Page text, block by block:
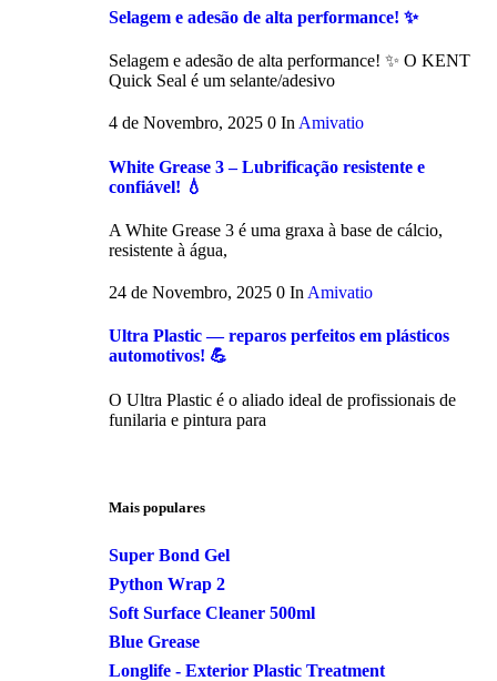
Selagem e adesão de alta performance! ✨
Selagem e adesão de alta performance! ✨ O KENT
Quick Seal é um selante/adesivo
4 de Novembro, 2025 0 InAmivatio
White Grease 3 – Lubrificação resistente e
confiável! 💧
A White Grease 3 é uma graxa à base de cálcio,
resistente à água,
24 de Novembro, 2025 0 In Amivatio
Ultra Plastic — reparos perfeitos em plásticos
automotivos! 💪
O Ultra Plastic é o aliado ideal de profissionais de
funilaria e pintura para
Mais populares
Super Bond Gel
Python Wrap 2
Soft Surface Cleaner 500ml
Blue Grease
Longlife - Exterior Plastic Treatment